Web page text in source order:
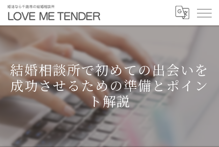
結婚相談所で初めての出会いを
成功させるための準備とポイン
ト解説